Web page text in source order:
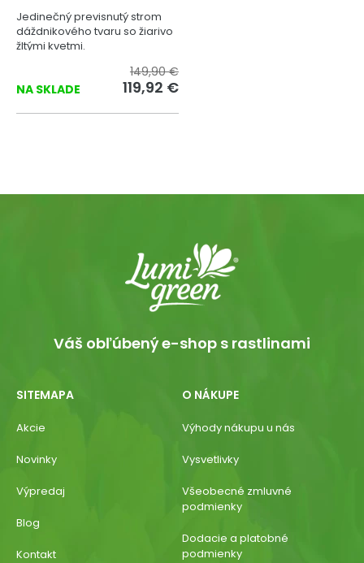
Jedinečný previsnutý strom
dáždnikového tvaru so žiarivo
žltými kvetmi.
NA SKLADE
149,90 €
119,92 €
Váš obľúbený e-shop s rastlinami
SITEMAPA
Akcie
Novinky
Výpredaj
Blog
Kontakt
O NÁKUPE
Výhody nákupu u nás
Vysvetlivky
Všeobecné zmluvné
podmienky
Dodacie a platobné
podmienky